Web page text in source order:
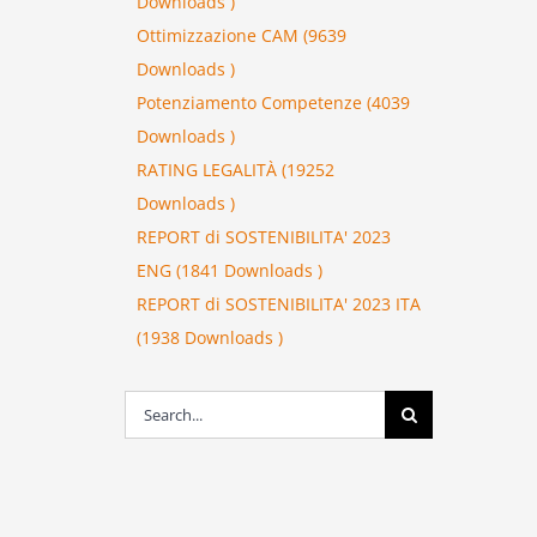
Ottimizzazione CAM (9639
Downloads )
Potenziamento Competenze (4039
Downloads )
RATING LEGALITÀ (19252
Downloads )
REPORT di SOSTENIBILITA' 2023
ENG (1841 Downloads )
REPORT di SOSTENIBILITA' 2023 ITA
(1938 Downloads )
Search
for: